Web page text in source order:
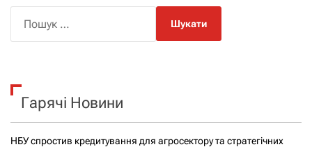
к
Гарячі Новини
НБУ спростив кредитування для агросектору та стратегічних